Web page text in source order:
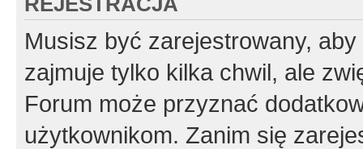
Musisz być zarejestrowany,
zajmuje tylko kilka chwil, ale
Forum może przyznać
użytkownikom. Zanim się